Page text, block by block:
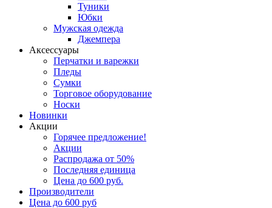
Туники
Юбки
Мужская одежда
Джемпера
Аксессуары
Перчатки и варежки
Пледы
Сумки
Торговое оборудование
Носки
Новинки
Акции
Горячее предложение!
Акции
Распродажа от 50%
Последняя единица
Цена до 600 руб.
Производители
Цена до 600 руб